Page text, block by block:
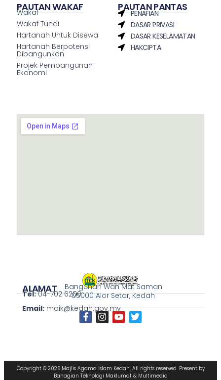
ALAMAT
Bangunan Wan Mat Saman
05000 Alor Setar, Kedah
Tel:04-702 6200
Email:maik@kedah.gov.my
PAUTAN WAKAF
Wakaf
Wakaf Tunai
Hartanah Untuk Disewa
Hartanah Berpotensi
Dibangunkan
Projek Pembangunan
Ekonomi
PAUTAN PANTAS
PENAFIAN
DASAR PRIVASI
DASAR KESELAMATAN
HAKCIPTA
Copyright © 2026 Majlis Agama Islam Kedah, All rights reserved. Present by
Bahagian Teknologi Maklumat & Multimedia